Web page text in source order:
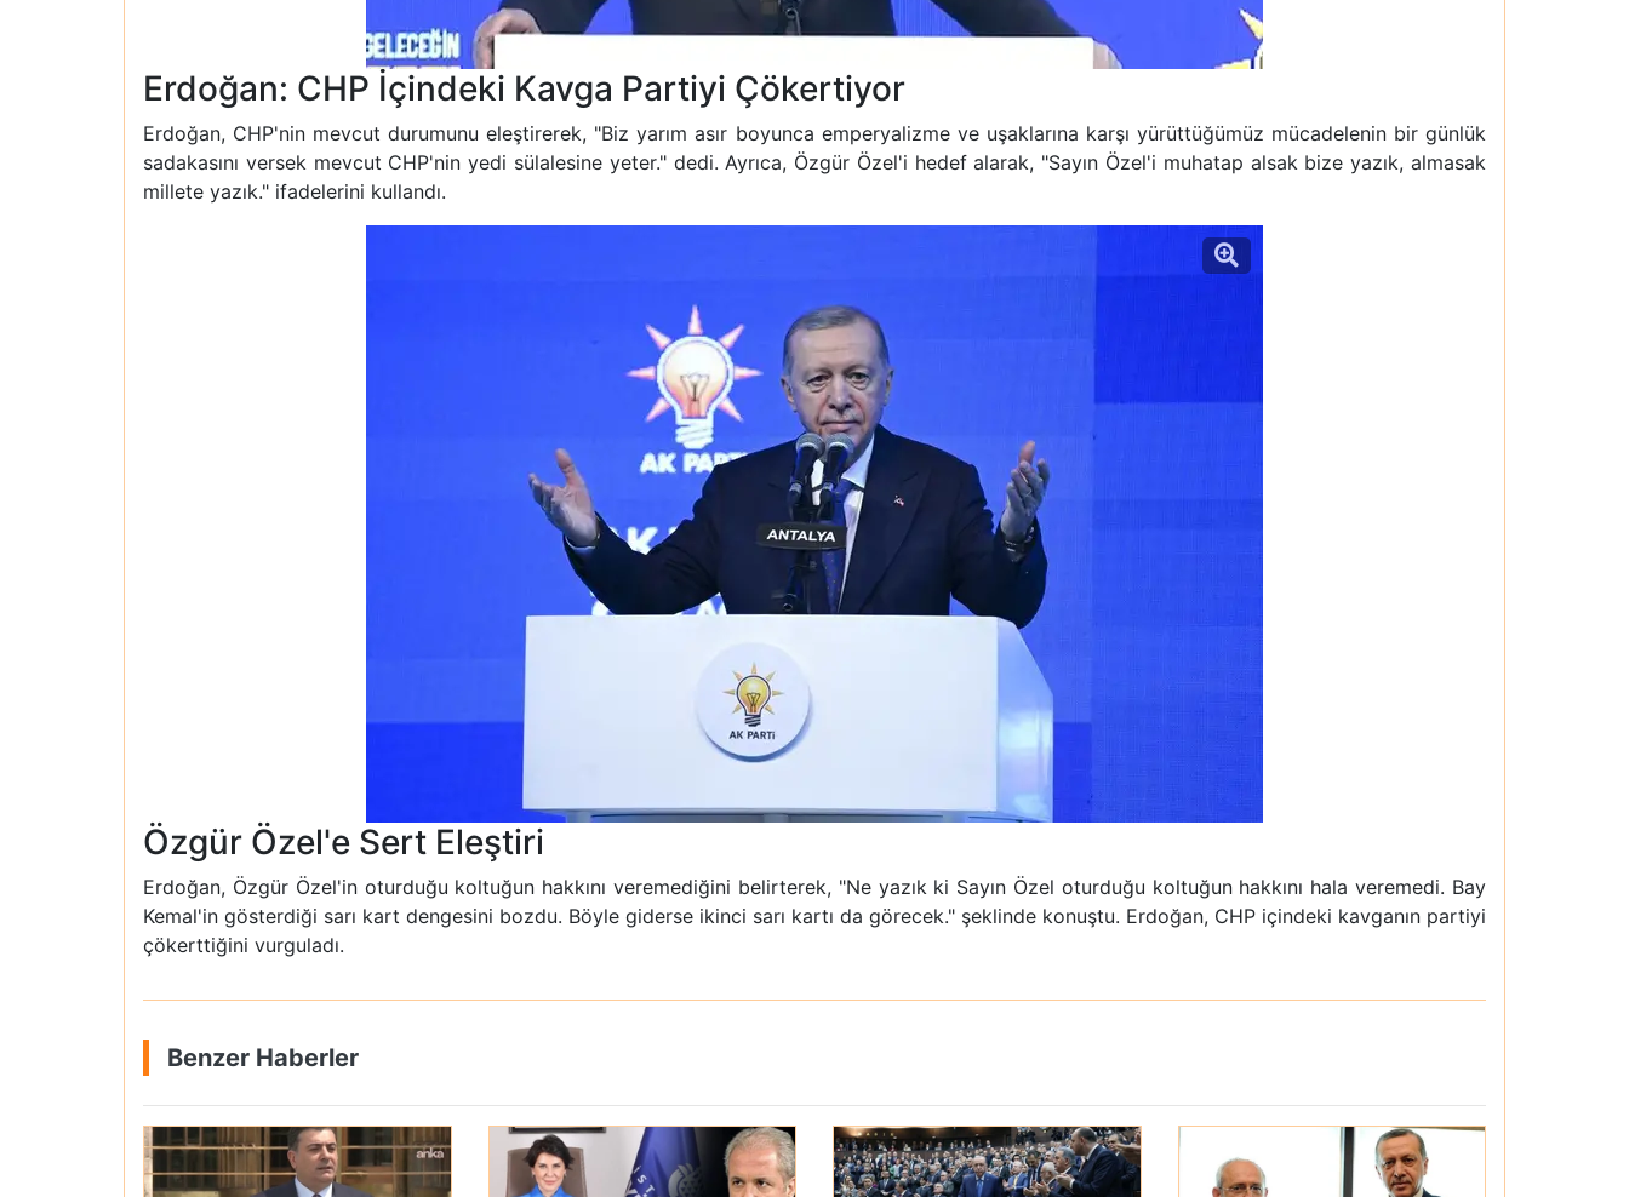
Erdoğan: CHP İçindeki Kavga Partiyi Çökertiyor
Erdoğan, CHP'nin mevcut durumunu eleştirerek, "Biz yarım asır boyunca emperyalizme ve uşaklarına karşı yürüttüğümüz mücadelenin bir günlük
sadakasını versek mevcut CHP'nin yedi sülalesine yeter." dedi. Ayrıca, Özgür Özel'i hedef alarak, "Sayın Özel'i muhatap alsak bize yazık, almasak
millete yazık." ifadelerini kullandı.
Özgür Özel'e Sert Eleştiri
Erdoğan, Özgür Özel'in oturduğu koltuğun hakkını veremediğini belirterek, "Ne yazık ki Sayın Özel oturduğu koltuğun hakkını hala veremedi. Bay
Kemal'in gösterdiği sarı kart dengesini bozdu. Böyle giderse ikinci sarı kartı da görecek." şeklinde konuştu. Erdoğan, CHP içindeki kavganın partiyi
çökerttiğini vurguladı.
Benzer Haberler